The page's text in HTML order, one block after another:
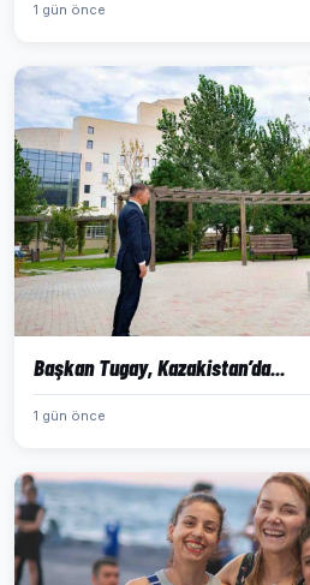
1 gün önce
Başkan Tugay, Kazakistan’da...
1 gün önce